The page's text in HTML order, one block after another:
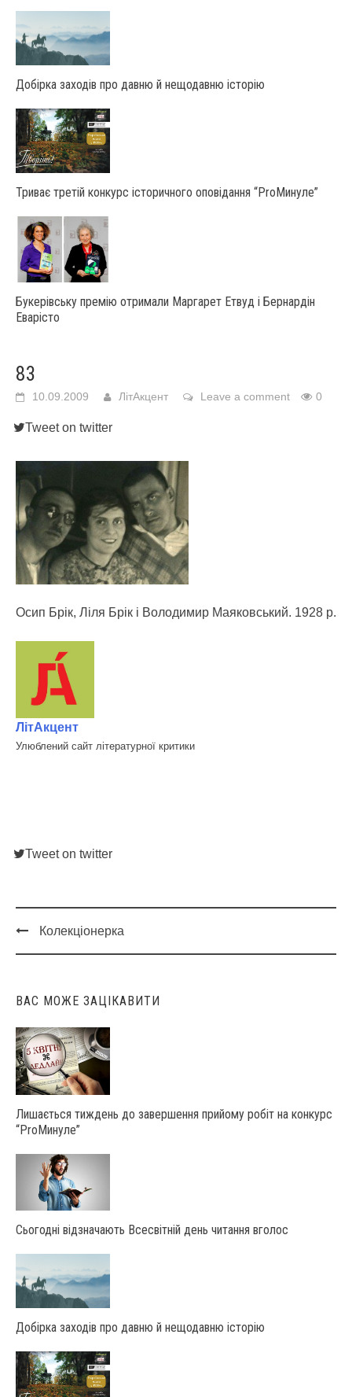
Добірка заходів про давню й нещодавню історію
Триває третій конкурс історичного оповідання “ProМинуле”
Букерівську премію отримали Маргарет Етвуд і Бернардін
Еварісто
83
10.09.2009 ЛітАкцент Leave a comment 0
Tweet on twitter
Осип Брік, Ліля Брік і Володимир Маяковський. 1928 р.
ЛітАкцент
Улюблений сайт літературної критики
Tweet on twitter
Post
Колекціонерка
ВАС МОЖЕ ЗАЦІКАВИТИ
Лишається тиждень до завершення прийому робіт на конкурс
“ProМинуле”
Сьогодні відзначають Всесвітній день читання вголос
Добірка заходів про давню й нещодавню історію